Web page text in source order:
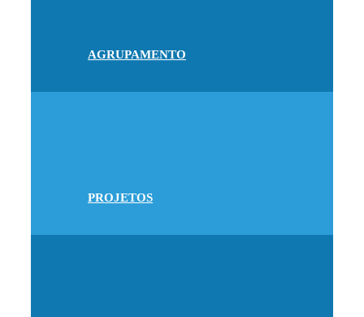
AGRUPAMENTO
PROJETOS